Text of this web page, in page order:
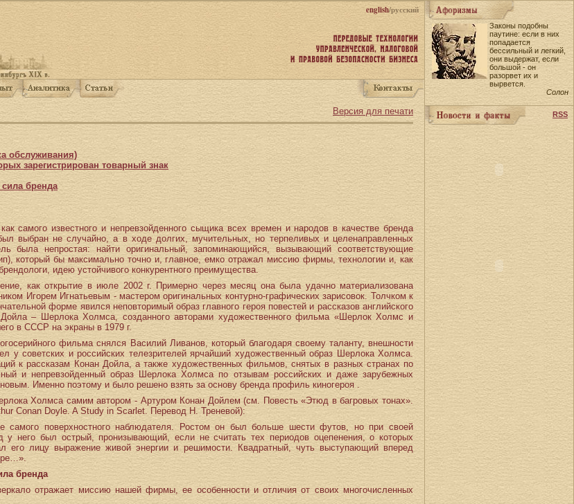
english/русский
Версия для печати
обслуживания)
зарегистрирован товарный знак
бренда
самого известного и непревзойденного сыщика всех времен и народов в качестве бренда
выбран не случайно, а в ходе долгих, мучительных, но терпеливых и целенаправленных
была непростая: найти оригинальный, запоминающийся, вызывающий соответствующие
который бы максимально точно и, главное, емко отражал миссию фирмы, технологии и, как
идею устойчивого конкурентного преимущества.
как открытие в июле 2002 г. Примерно через месяц она была удачно материализована
Игорем Игнатьевым - мастером оригинальных контурно-графических зарисовок. Толчком к
форме явился неповторимый образ главного героя повестей и рассказов английского
– Шерлока Холмса, созданного авторами художественного фильма «Шерлок Холмс и
в СССР на экраны в 1979 г.
фильма снялся Василий Ливанов, который благодаря своему таланту, внешности
у советских и российских телезрителей ярчайший художественный образ Шерлока Холмса.
к рассказам Конан Дойла, а также художественных фильмов, снятых в разных странах по
и непревзойденный образ Шерлока Холмса по отзывам российских и даже зарубежных
Именно поэтому и было решено взять за основу бренда профиль киногероя .
Холмса самим автором - Артуром Конан Дойлем (см. Повесть «Этюд в багровых тонах».
Conan Doyle. A Study in Scarlet. Перевод Н. Треневой):
самого поверхностного наблюдателя. Ростом он был больше шести футов, но при своей
него был острый, пронизывающий, если не считать тех периодов оцепенения, о которых
его лицу выражение живой энергии и решимости. Квадратный, чуть выступающий вперед
бренда
отражает миссию нашей фирмы, ее особенности и отличия от своих многочисленных
Законы подобны
паутине: если в них
попадается
бессильный и легкий,
они выдержат, если
большой - он
разорвет их и
вырвется.
Солон
RSS